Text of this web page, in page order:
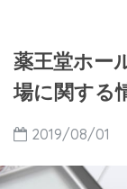
薬王堂ホー
場に関する
2019/08/01